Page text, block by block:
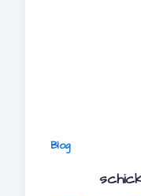
Blog